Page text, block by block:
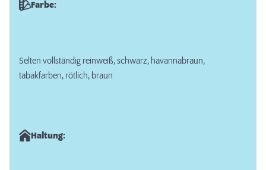
Farbe:
Selten vollständig reinweiß, schwarz, havannabraun,
tabakfarben, rötlich, braun
Haltung: